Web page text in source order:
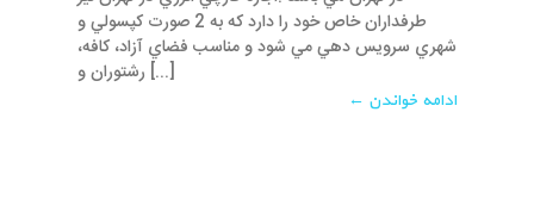
طرفداران خاص خود را دارد که به 2 صورت کپسولي و
شهري سرويس دهي مي شود و مناسب فضاي آزاد، کافه،
رشتوران و [...]
ادامه خواندن ←